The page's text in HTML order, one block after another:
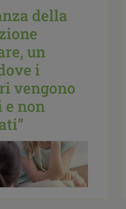
della
un
i
vengono
e non